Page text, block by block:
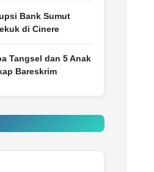
Bank Sumut
di Cinere
Tangsel dan 5 Anak
Bareskrim